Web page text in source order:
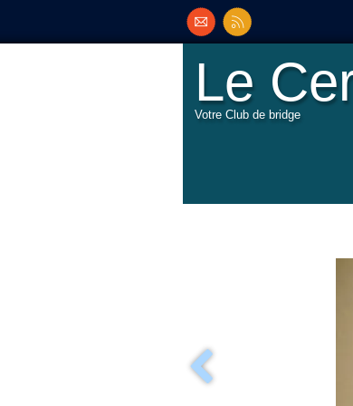
Le
Votre Club de bridge